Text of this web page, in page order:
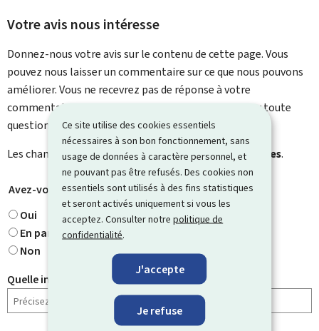
Ce site utilise des cookies essentiels
nécessaires à son bon fonctionnement, sans
usage de données à caractère personnel, et
ne pouvant pas être refusés. Des cookies non
essentiels sont utilisés à des fins statistiques
et seront activés uniquement si vous les
acceptez. Consulter notrepolitique de
confidentialité.
J'accepte
Je refuse
Votre avis nous intéresse
Donnez-nous votre avis sur le contenu de cette page. Vous
pouvez nous laisser un commentaire sur ce que nous pouvons
améliorer. Vous ne recevrez pas de réponse à votre
commentaire. Utilisez le formulaire de contact pour toute
question particulière.
Les champs marqués d’une étoile ( * ) sontobligatoires.
Avez-vous trouvé ce que vous cherchiez ? *
Oui
En partie
Non
Quelle information cherchiez-vous ?